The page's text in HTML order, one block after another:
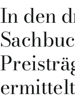
In den
ermittelt